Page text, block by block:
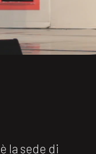
la sede di